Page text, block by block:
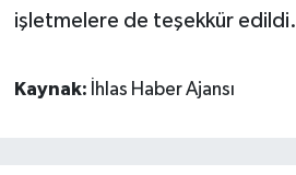
işletmelere de teşekkür edildi.
Kaynak: İhlas Haber Ajansı